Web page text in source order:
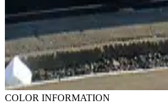
COLOR INFORMATION